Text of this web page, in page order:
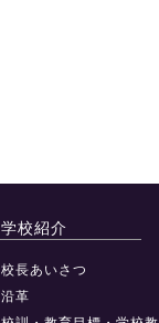
学校紹介
校長あいさつ
沿革